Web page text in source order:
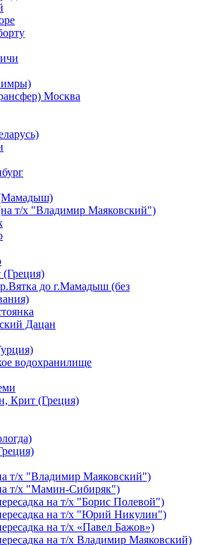
Москва
т/х "Владимир Маяковский")
(Греция)
до г.Мамадыш (без
Дацан
водохранилище
Крит (Греция)
т/х "Владимир Маяковский")
т/х "Мамин-Сибиряк")
на т/х "Борис Полевой")
на т/х "Юрий Никулин")
на т/х «Павел Бажов»)
на т/х Владимир Маяковский)